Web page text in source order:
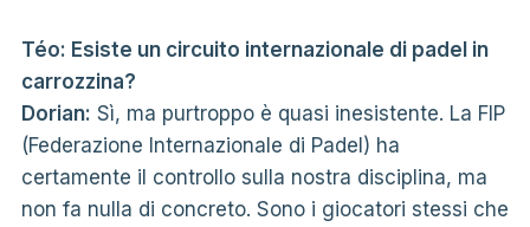
Téo: Esiste un circuito internazionale di padel in
carrozzina?
Dorian: Sì, ma purtroppo è quasi inesistente. La FIP
(Federazione Internazionale di Padel) ha
certamente il controllo sulla nostra disciplina, ma
non fa nulla di concreto. Sono i giocatori stessi che